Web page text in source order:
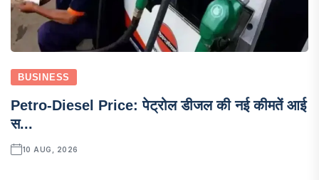
BUSINESS
Petro-Diesel Price: पेट्रोल डीजल की नई कीमतें आई
स...
10 AUG, 2026